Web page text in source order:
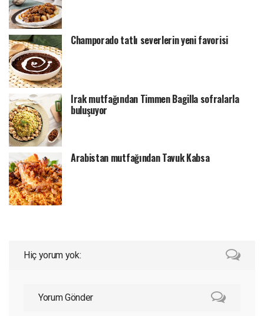
Champorado tatlı severlerin yeni favorisi
Irak mutfağından Timmen Bagilla sofralarla
buluşuyor
Arabistan mutfağından Tavuk Kabsa
Hiç yorum yok:
Yorum Gönder